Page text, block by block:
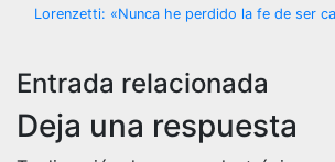
Navegación
de
entradas
Lorenzetti: «Nunca he perdido la fe de ser
Entrada relacionada
Deja una respuesta